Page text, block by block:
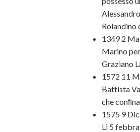
Rolandino
1349 2
Marino
Graziano
1572 11
Battista
che
1575 9
Li 5